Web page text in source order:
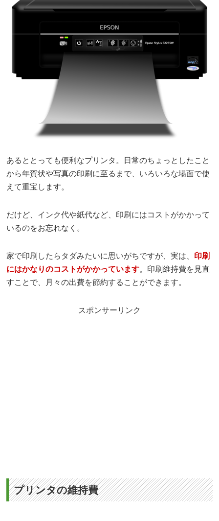
あるととっても便利なプリンタ。日常のちょっとしたこと
から年賀状や写真の印刷に至るまで、いろいろな場面で使
えて重宝します。
だけど、インク代や紙代など、印刷にはコストがかかって
いるのをお忘れなく。
家で印刷したらタダみたいに思いがちですが、実は、 印刷
にはかなりのコストがかかっています。印刷維持費を見直
すことで、月々の出費を節約することができます。
スポンサーリンク
プリンタの維持費